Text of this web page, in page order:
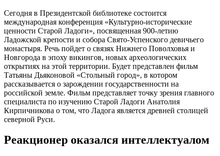
Сегодня в Президентской библиотеке состоится
международная конференция «Культурно-исторические
ценности Старой Ладоги», посвященная 900-летию
Ладожской крепости и собора Свято-Успенского девичьего
монастыря. Речь пойдет о связях Нижнего Поволховья и
Новгорода в эпоху викингов, новых археологических
открытиях на этой территории. Будет представлен фильм
Татьяны Дьяконовой «Стольный город», в котором
рассказывается о зарождении государственности на
российской земле. Фильм представляет точку зрения главного
специалиста по изучению Старой Ладоги Анатолия
Кирпичникова о том, что Ладога является древней столицей
северной Руси.
Реакционер оказался интеллектуалом